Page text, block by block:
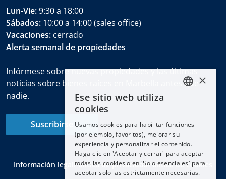
Lun-Vie:9:30 a 18:00
Sábados: 10:00 a 14:00 (sales office)
Vacaciones: cerrado
Alerta semanal de propiedades
Infórmese sobre nuevas propiedades y las últimas
noticias sobre bienes raíces en Marbella antes que
nadie.
Suscribirse
Información legal Política de privacidadPolítica de cookies
DEUTSCH
FRANÇAIS
NEDERLANDS
×
Ese sitio web utiliza
cookies
Usamos cookies para habilitar funciones
(por ejemplo, favoritos), mejorar su
experiencia y personalizar el contenido.
Haga clic en 'Aceptar y cerrar' para aceptar
todas las cookies o en 'Solo esenciales' para
aceptar solo las estrictamente necesarias.